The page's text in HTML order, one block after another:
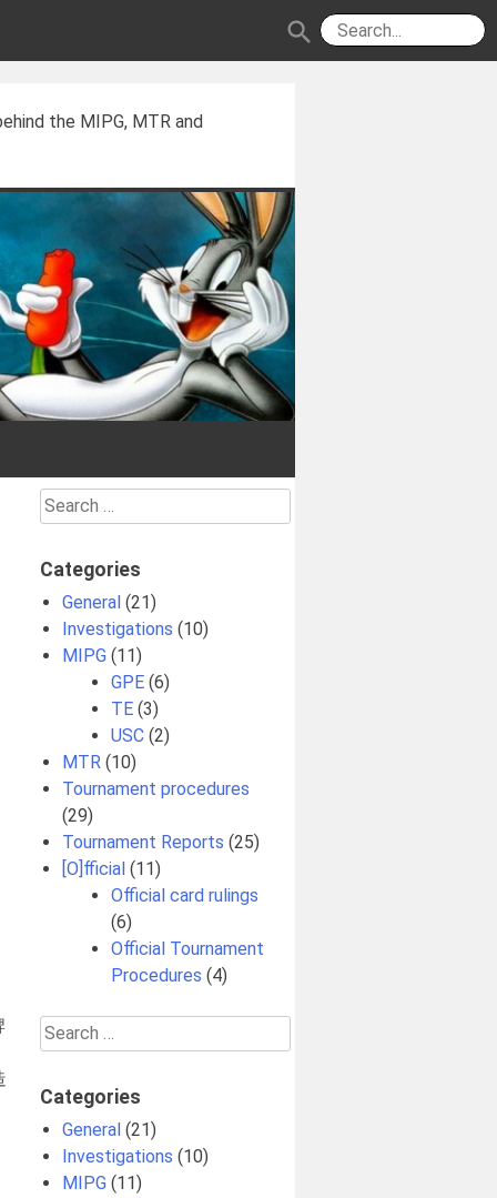
search
the MIPG, MTR and
Search
for:
Categories
General (21)
Investigations (10)
MIPG (11)
GPE (6)
TE (3)
USC (2)
MTR (10)
Tournament procedures
(29)
Tournament Reports (25)
[O]fficial (11)
Official card rulings
(6)
Official Tournament
Procedures (4)
Search
for:
Categories
General (21)
Investigations (10)
MIPG (11)